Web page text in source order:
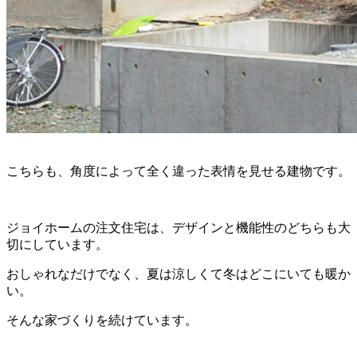
こちらも、角度によって全く違った表情を見せる建物です。
ジョイホームの注文住宅は、デザインと機能性のどちらも大
切にしています。
おしゃれなだけでなく、夏は涼しくて冬はどこにいても暖か
い。
そんな家づくりを続けています。